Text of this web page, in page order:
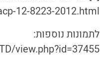
12-8223-2012.html
לתמונות נוספות:
view.php?id=37455